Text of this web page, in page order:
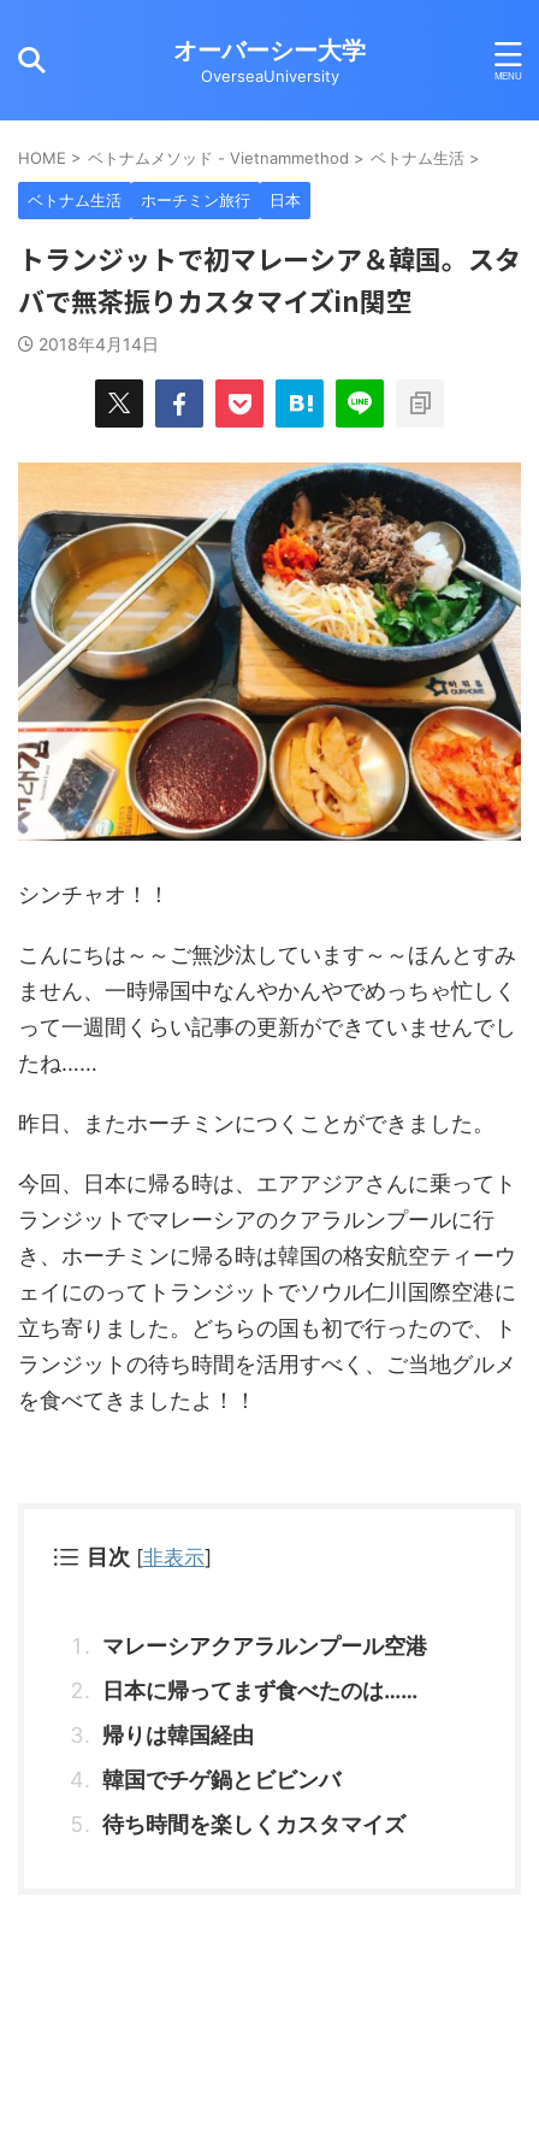
オーバーシー大学
OverseaUniversity
HOME > ベトナムメソッド - Vietnammethod > ベトナム生活 >
ベトナム生活 ホーチミン旅行 日本
トランジットで初マレーシア＆韓国。スタ
バで無茶振りカスタマイズin関空
2018年4月14日
シンチャオ！！
こんにちは～～ご無沙汰しています～～ほんとすみ
ません、一時帰国中なんやかんやでめっちゃ忙しく
って一週間くらい記事の更新ができていませんでし
たね……
昨日、またホーチミンにつくことができました。
今回、日本に帰る時は、エアアジアさんに乗ってト
ランジットでマレーシアのクアラルンプールに行
き、ホーチミンに帰る時は韓国の格安航空ティーウ
ェイにのってトランジットでソウル仁川国際空港に
立ち寄りました。どちらの国も初で行ったので、ト
ランジットの待ち時間を活用すべく、ご当地グルメ
を食べてきましたよ！！
目次 [非表示]
マレーシアクアラルンプール空港
日本に帰ってまず食べたのは……
帰りは韓国経由
韓国でチゲ鍋とビビンバ
待ち時間を楽しくカスタマイズ